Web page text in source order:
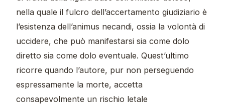
nella quale il fulcro dell’accertamento giudiziario è
l’esistenza dell’animus necandi, ossia la volontà di
uccidere, che può manifestarsi sia come dolo
diretto sia come dolo eventuale. Quest’ultimo
ricorre quando l’autore, pur non perseguendo
espressamente la morte, accetta
consapevolmente un rischio letale